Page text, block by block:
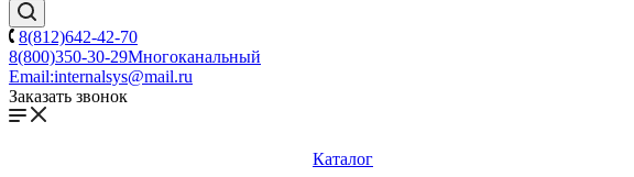
8(812)642-42-70
8(800)350-30-29Многоканальный
Email:internalsys@mail.ru
Заказать звонок
Каталог